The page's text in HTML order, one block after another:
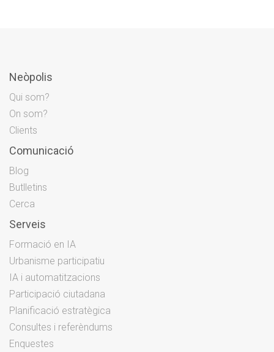
Neòpolis
Qui som?
On som?
Clients
Comunicació
Blog
Butlletins
Cerca
Serveis
Formació en IA
Urbanisme participatiu
IA i automatitzacions
Participació ciutadana
Planificació estratègica
Consultes i referèndums
Enquestes